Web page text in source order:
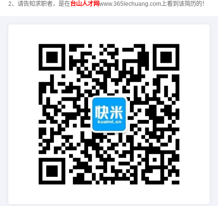
2、请告知求职者，是在台山人才网www.365lechuang.com上看到该简历的！